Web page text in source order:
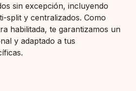
sin excepción, incluyendo
split y centralizados. Como
habilitada, te garantizamos un
y adaptado a tus